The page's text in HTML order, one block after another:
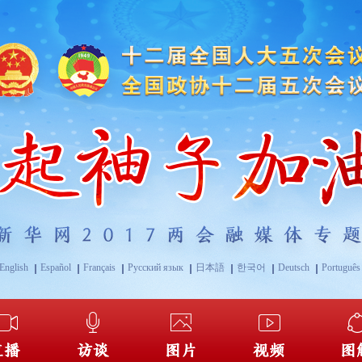
English Español Français Русский язык 日本語 한국어 Deutsch Português